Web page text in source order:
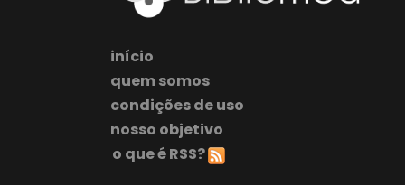
início
quem somos
condições de uso
nosso objetivo
o que é RSS?